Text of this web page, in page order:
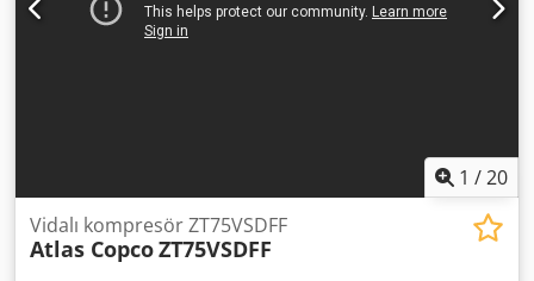
1 /20
Vidalı kompresör ZT75VSDFF
Atlas CopcoZT75VSDFF